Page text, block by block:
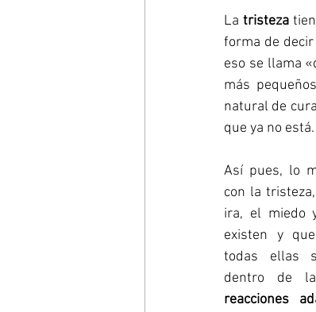
La tristeza
forma de
eso se llama
más
natural de
que ya no
Así pues, lo
con la
ira, el miedo
existen y
todas ellas
reacciones